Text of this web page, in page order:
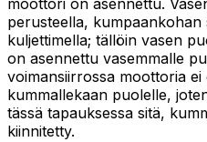
moottori on asennettu.
perusteella,
kuljettimella; tällöin vasen
on asennettu vasemmalle
voimansiirrossa moottoria
kummallekaan puolelle,
tässä tapauksessa sitä,
kiinnitetty.